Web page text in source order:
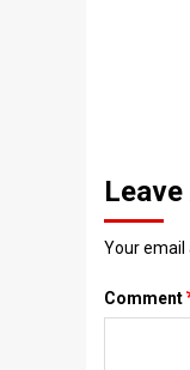
Leave
Your email
Comment